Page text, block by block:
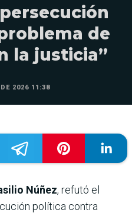
de
la justicia”
2026 11:38
Núñez, refutó el
política contra